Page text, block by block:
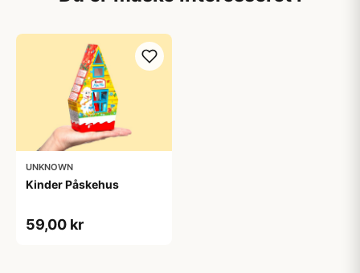
UNKNOWN
Kinder Påskehus
59,00 kr